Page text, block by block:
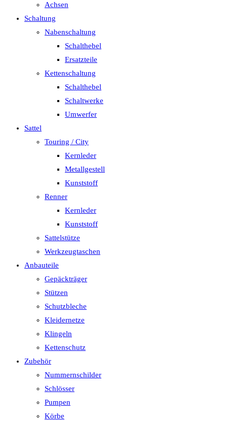
Achsen
Schaltung
Nabenschaltung
Schalthebel
Ersatzteile
Kettenschaltung
Schalthebel
Schaltwerke
Umwerfer
Sattel
Touring / City
Kernleder
Metallgestell
Kunststoff
Renner
Kernleder
Kunststoff
Sattelstütze
Werkzeugtaschen
Anbauteile
Gepäckträger
Stützen
Schutzbleche
Kleidernetze
Klingeln
Kettenschutz
Zubehör
Nummernschilder
Schlösser
Pumpen
Körbe